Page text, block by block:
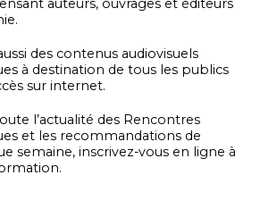
auteurs, ouvrages et éditeurs
des contenus audiovisuels
à destination de tous les publics
sur internet.
l’actualité des Rencontres
et les recommandations de
semaine, inscrivez-vous en ligne à